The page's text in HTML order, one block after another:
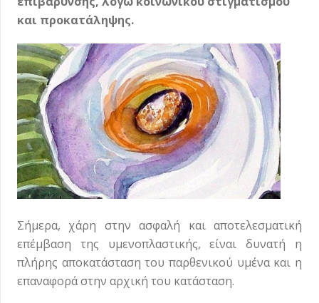
και προκατάληψης.
Σήμερα, χάρη στην ασφαλή και αποτελεσματική
επέμβαση της υμενοπλαστικής, είναι δυνατή η
πλήρης αποκατάσταση του παρθενικού υμένα και η
επαναφορά στην αρχική του κατάσταση.